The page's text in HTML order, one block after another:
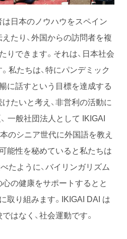
日本のノウハウをスペイン
たり、外国からの訪問者を複
りできます。それは、日本社会
私たちは、特にパンデミック
に話すという目標を達成する
たいと考え、非営利の活動に
一般社団法人として IKIGAI
のシニア世代に外国語を教え
能性を秘めていると私たちは
たように、バイリンガリズム
の健康をサポートするとと
取り組みます。IKIGAI DAI は
はなく、社会運動です。